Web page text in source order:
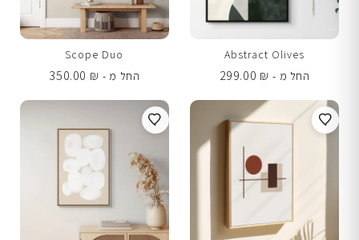
Abstract Olives
החל מ -
299.00 ₪
Scope Duo
החל מ -
350.00 ₪